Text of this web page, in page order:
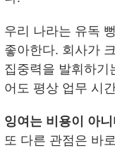
우리 나라는 유독
좋아한다. 회사가
집중력을 발휘하기
어도 평상 업무 시
잉여는 비용이 아
또 다른 관점은 바